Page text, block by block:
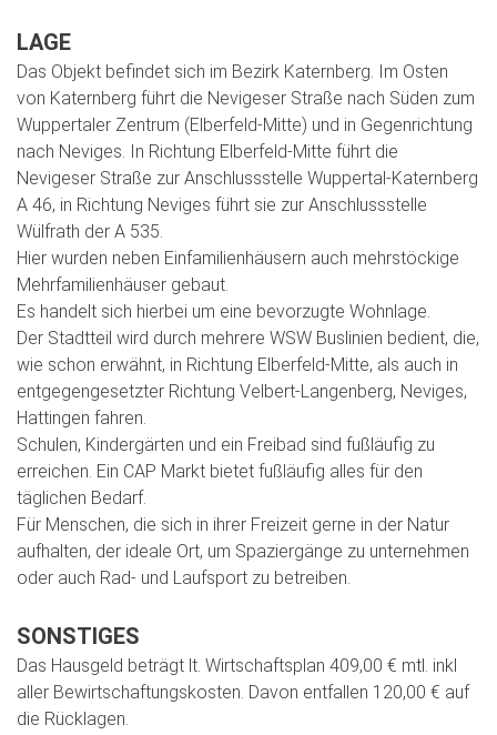
LAGE
Das Objekt befindet sich im Bezirk Katernberg. Im Osten
von Katernberg führt die Nevigeser Straße nach Süden zum
Wuppertaler Zentrum (Elberfeld-Mitte) und in Gegenrichtung
nach Neviges. In Richtung Elberfeld-Mitte führt die
Nevigeser Straße zur Anschlussstelle Wuppertal-Katernberg
A 46, in Richtung Neviges führt sie zur Anschlussstelle
Wülfrath der A 535.
Hier wurden neben Einfamilienhäusern auch mehrstöckige
Mehrfamilienhäuser gebaut.
Es handelt sich hierbei um eine bevorzugte Wohnlage.
Der Stadtteil wird durch mehrere WSW Buslinien bedient, die,
wie schon erwähnt, in Richtung Elberfeld-Mitte, als auch in
entgegengesetzter Richtung Velbert-Langenberg, Neviges,
Hattingen fahren.
Schulen, Kindergärten und ein Freibad sind fußläufig zu
erreichen. Ein CAP Markt bietet fußläufig alles für den
täglichen Bedarf.
Für Menschen, die sich in ihrer Freizeit gerne in der Natur
aufhalten, der ideale Ort, um Spaziergänge zu unternehmen
oder auch Rad- und Laufsport zu betreiben.
SONSTIGES
Das Hausgeld beträgt lt. Wirtschaftsplan 409,00 € mtl. inkl
aller Bewirtschaftungskosten. Davon entfallen 120,00 € auf
die Rücklagen.